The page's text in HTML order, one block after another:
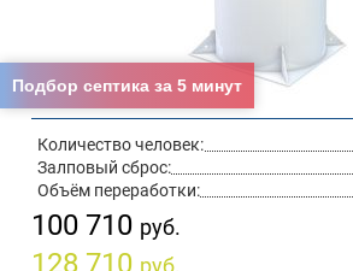
Количество человек:
Залповый сброс:
Объём переработки:
100 710 руб.
128 710 руб.
Подбор септика за 5 минут